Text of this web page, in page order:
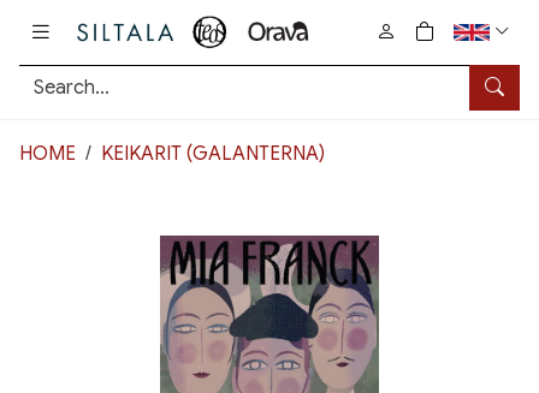
0
tuotetta
HOME KEIKARIT (GALANTERNA)